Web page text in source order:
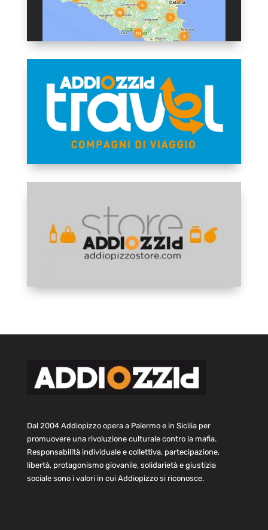
Dal 2004 Addiopizzo opera a Palermo e in Sicilia per
promuovere una rivoluzione culturale contro la mafia.
Responsabilità individuale e collettiva, partecipazione,
libertà, protagonismo giovanile, solidarietà e giustizia
sociale sono i valori in cui Addiopizzo si riconosce.